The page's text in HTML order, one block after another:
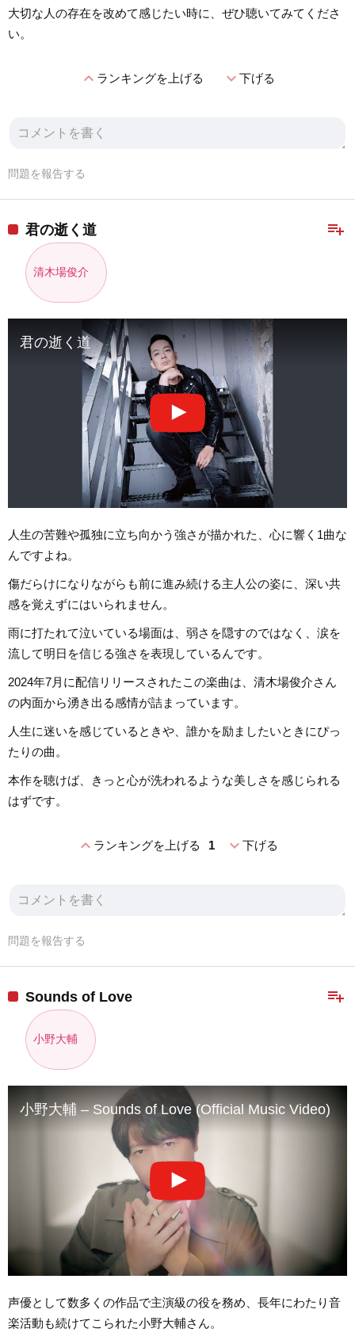
大切な人の存在を改めて感じたい時に、ぜひ聴いてみてくださ
い。
expand_lessランキングを上げる expand_more下げる
問題を報告する
playlist_add
君の逝く道
清木場俊介
君の逝く道
人生の苦難や孤独に立ち向かう強さが描かれた、心に響く1曲な
んですよね。
傷だらけになりながらも前に進み続ける主人公の姿に、深い共
感を覚えずにはいられません。
雨に打たれて泣いている場面は、弱さを隠すのではなく、涙を
流して明日を信じる強さを表現しているんです。
2024年7月に配信リリースされたこの楽曲は、清木場俊介さん
の内面から湧き出る感情が詰まっています。
人生に迷いを感じているときや、誰かを励ましたいときにぴっ
たりの曲。
本作を聴けば、きっと心が洗われるような美しさを感じられる
はずです。
expand_lessランキングを上げる 1 expand_more下げる
問題を報告する
playlist_add
Sounds of Love
小野大輔
小野大輔 – Sounds of Love (Official Music Video)
声優として数多くの作品で主演級の役を務め、長年にわたり音
楽活動も続けてこられた小野大輔さん。